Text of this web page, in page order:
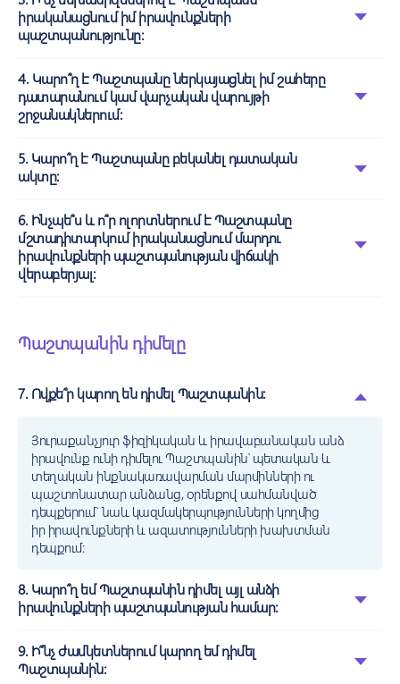
իրականացնում իմ իրավունքների
պաշտպանությունը:
4. Կարո՞ղ է Պաշտպանը ներկայացնել իմ շահերը
դատարանում կամ վարչական վարույթի
շրջանակներում:
5. Կարո՞ղ է Պաշտպանը բեկանել դատական
ակտը:
6. Ինչպե՞ս և ո՞ր ոլորտներում է Պաշտպանը
մշտադիտարկում իրականացնում մարդու
իրավունքների պաշտպանության վիճակի
վերաբերյալ:
Պաշտպանին դիմելը
7. Ովքե՞ր կարող են դիմել Պաշտպանին:
Յուրաքանչյուր ֆիզիկական և իրավաբանական անձ
իրավունք ունի դիմելու Պաշտպանին՝ պետական և
տեղական ինքնակառավարման մարմինների ու
պաշտոնատար անձանց, օրենքով սահմանված
դեպքերում` նաև կազմակերպությունների կողմից
իր իրավունքների և ազատությունների խախտման
դեպքում:
8. Կարո՞ղ եմ Պաշտպանին դիմել այլ անձի
իրավունքների պաշտպանության համար:
9. Ի՞նչ ժամկետներում կարող եմ դիմել
Պաշտպանին: